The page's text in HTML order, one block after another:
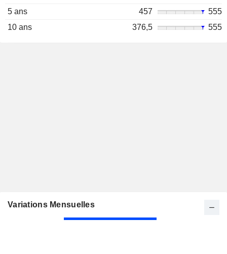
5 ans
457
555
10 ans
376,5 555
Variations Mensuelles